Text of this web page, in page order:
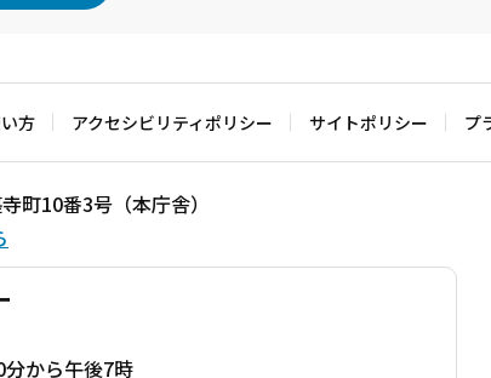
方 アクセシビリティポリシー サイトポリシー プ
10番3号（本庁舎）
から午後7時